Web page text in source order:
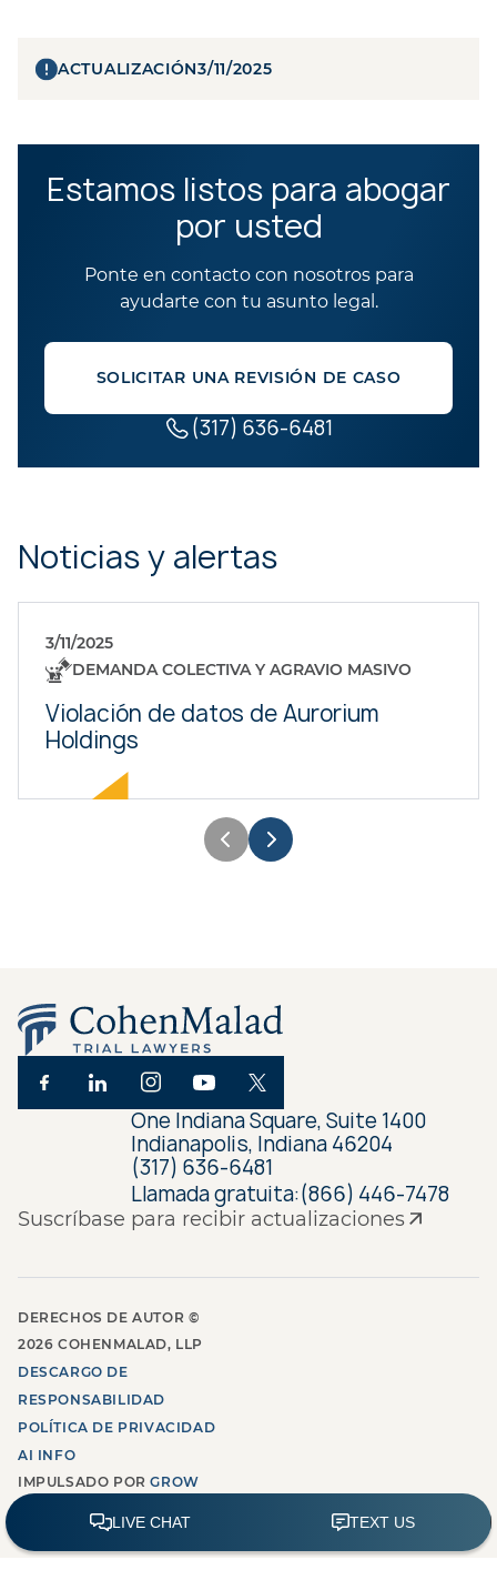
ACTUALIZACIÓN3/11/2025
Estamos listos para abogar
por usted
Ponte en contacto con nosotros para
ayudarte con tu asunto legal.
SOLICITAR UNA REVISIÓN DE CASO
(317) 636-6481
Noticias y alertas
3/11/2025
DEMANDA COLECTIVA Y AGRAVIO MASIVO
Violación de datos de Aurorium
Holdings
Suscríbase para recibir actualizaciones
One Indiana Square, Suite 1400
Indianapolis, Indiana 46204
(317) 636-6481
Llamada gratuita:(866) 446-7478
DERECHOS DE AUTOR ©
2026 COHENMALAD, LLP
DESCARGO DE
RESPONSABILIDAD
POLÍTICA DE PRIVACIDAD
AI INFO
IMPULSADO PORGROW